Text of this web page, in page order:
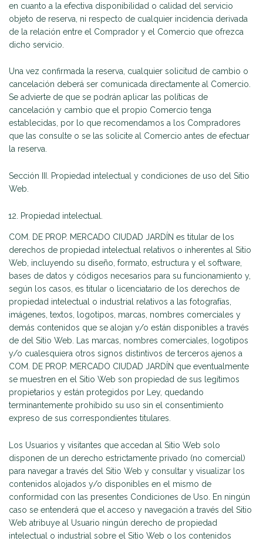
en cuanto a la efectiva disponibilidad o calidad del servicio
objeto de reserva, ni respecto de cualquier incidencia derivada
de la relación entre el Comprador y el Comercio que ofrezca
dicho servicio.
Una vez confirmada la reserva, cualquier solicitud de cambio o
cancelación deberá ser comunicada directamente al Comercio.
Se advierte de que se podrán aplicar las políticas de
cancelación y cambio que el propio Comercio tenga
establecidas, por lo que recomendamos a los Compradores
que las consulte o se las solicite al Comercio antes de efectuar
la reserva.
Sección III. Propiedad intelectual y condiciones de uso del Sitio
Web.
Propiedad intelectual.
COM. DE PROP. MERCADO CIUDAD JARDÍN es titular de los
derechos de propiedad intelectual relativos o inherentes al Sitio
Web, incluyendo su diseño, formato, estructura y el software,
bases de datos y códigos necesarios para su funcionamiento y,
según los casos, es titular o licenciatario de los derechos de
propiedad intelectual o industrial relativos a las fotografías,
imágenes, textos, logotipos, marcas, nombres comerciales y
demás contenidos que se alojan y/o están disponibles a través
de del Sitio Web. Las marcas, nombres comerciales, logotipos
y/o cualesquiera otros signos distintivos de terceros ajenos a
COM. DE PROP. MERCADO CIUDAD JARDÍN que eventualmente
se muestren en el Sitio Web son propiedad de sus legítimos
propietarios y están protegidos por Ley, quedando
terminantemente prohibido su uso sin el consentimiento
expreso de sus correspondientes titulares.
Los Usuarios y visitantes que accedan al Sitio Web solo
disponen de un derecho estrictamente privado (no comercial)
para navegar a través del Sitio Web y consultar y visualizar los
contenidos alojados y/o disponibles en el mismo de
conformidad con las presentes Condiciones de Uso. En ningún
caso se entenderá que el acceso y navegación a través del Sitio
Web atribuye al Usuario ningún derecho de propiedad
intelectual o industrial sobre el Sitio Web o los contenidos